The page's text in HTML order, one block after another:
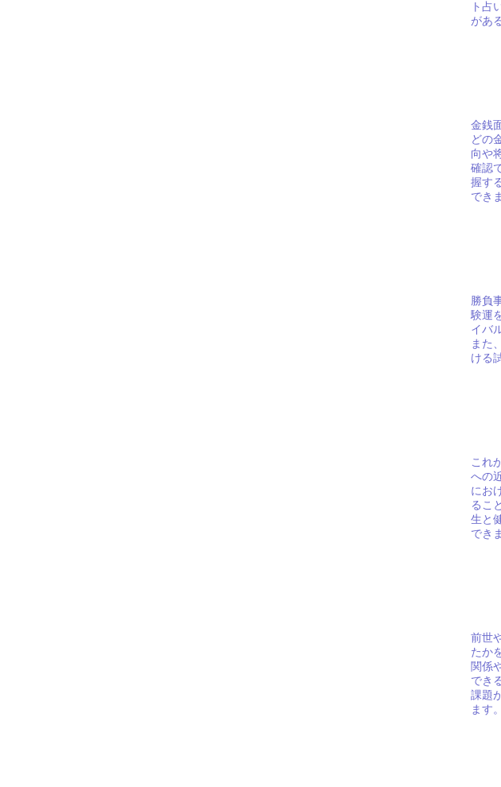
ト占
があ
金銭
どの
向や
確認
握す
でき
勝負
験運
イバ
また
ける
これ
への
にお
るこ
生と
でき
前世
たか
関係
でき
課題
ます。